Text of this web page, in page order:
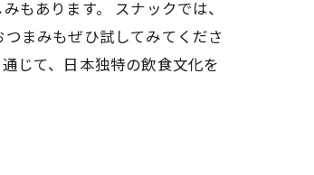
もあります。 スナックでは、
まみもぜひ試してみてくださ
じて、日本独特の飲食文化を